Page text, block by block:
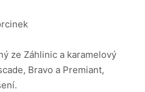
ze Záhlinic a karamelový
Bravo a Premiant,